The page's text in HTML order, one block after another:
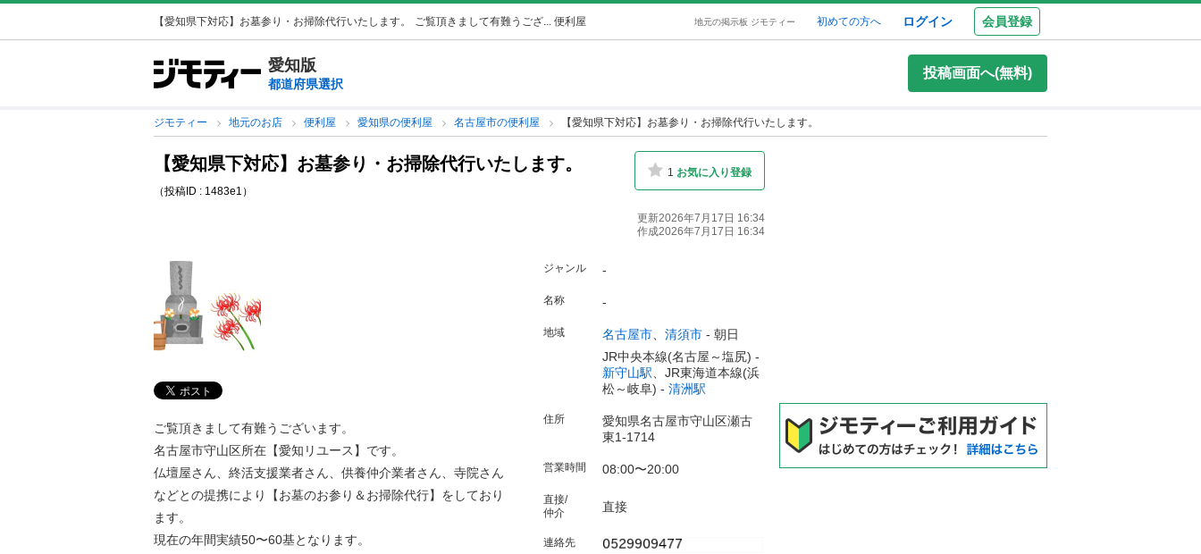
【愛知県下対応】お墓参り・お掃除代行いたします。 ご覧頂きまして有難うござ... 便利屋 地元の掲示板 ジモティー 初めての方へ ログイン 会員登録
愛知版
都道府県選択
投稿画面へ(無料)
ジモティー 地元のお店 便利屋 愛知県の便利屋 名古屋市の便利屋 【愛知県下対応】お墓参り・お掃除代行いたします。
【愛知県下対応】お墓参り・お掃除代行いたします。
（投稿ID : 1483e1）
1 お気に入り登録
更新2026年7月17日 16:34
作成2026年7月17日 16:34
ご覧頂きまして有難うございます。
名古屋市守山区所在【愛知リユース】です。
仏壇屋さん、終活支援業者さん、供養仲介業者さん、寺院さん
などとの提携により【お墓のお参り＆お掃除代行】をしており
ます。
現在の年間実績50〜60基となります。
ジャンル -
名称 -
地域 名古屋市 清須市 - 朝日
JR中央本線(名古屋～塩尻) -
新守山駅 、JR東海道本線(浜
松～岐阜) - 清洲駅
住所
愛知県名古屋市守山区瀬古
東1-1714
営業時間 08:00〜20:00
直接/
仲介
直接
連絡先